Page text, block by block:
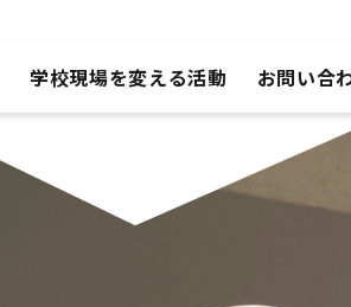
学校現場を変える活動 お問い合